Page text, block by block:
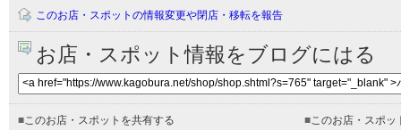
このお店・スポットの情報変更や閉店・移転を報告
お店・スポット情報をブログにはる
■ このお店・スポットを共有する ■ このお店・スポ